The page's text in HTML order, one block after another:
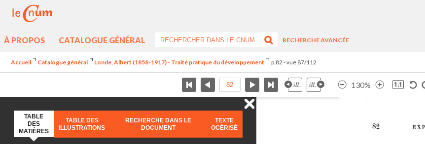
À PROPOS CATALOGUE GÉNÉRAL
RECHERCHE AVANCÉE
Accueil Catalogue général Londe, Albert (1858-1917) - Traité pratique du développement p.82 - vue 87/112
130%
TABLE
DES
MATIÈRES
TABLE DES
ILLUSTRATIONS
RECHERCHE DANS LE
DOCUMENT
TEXTE
OCÉRISÉ